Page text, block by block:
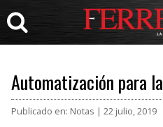
Automatización para
Publicado en: Notas | 22 julio, 2019